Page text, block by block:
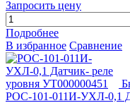
Запросить цену
Подробнее
В избранное Сравнение
РОС-101-011И-УХЛ-0,1